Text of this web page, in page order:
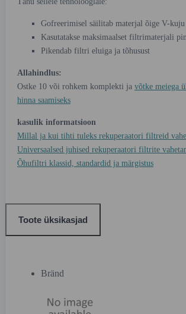
Gofreerimisel säilitab materjal õige V-kuju
Kasutatakse maksimaalset filtrimaterjali
Pikendab filtri eluiga ja tõhusust
Allahindlus:
Ostke 10 või rohkem komplekti ja võtke meiega
hinna saamiseks
kasulik informatsioon
Millal ja kui tihti tuleks rekuperaatori filtreid
Universaalsed juhised rekuperaatori filtrite
Õhufiltri klassid, standardid ja märgistus
Toote üksikasjad
Bränd